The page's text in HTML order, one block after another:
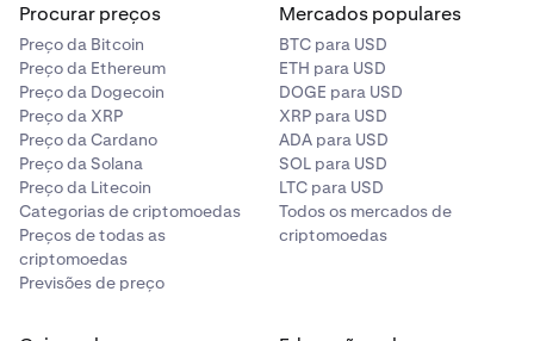
Procurar preços
Preço da Bitcoin
Preço da Ethereum
Preço da Dogecoin
Preço da XRP
Preço da Cardano
Preço da Solana
Preço da Litecoin
Categorias de criptomoedas
Preços de todas as
criptomoedas
Previsões de preço
Mercados populares
BTC para USD
ETH para USD
DOGE para USD
XRP para USD
ADA para USD
SOL para USD
LTC para USD
Todos os mercados de
criptomoedas